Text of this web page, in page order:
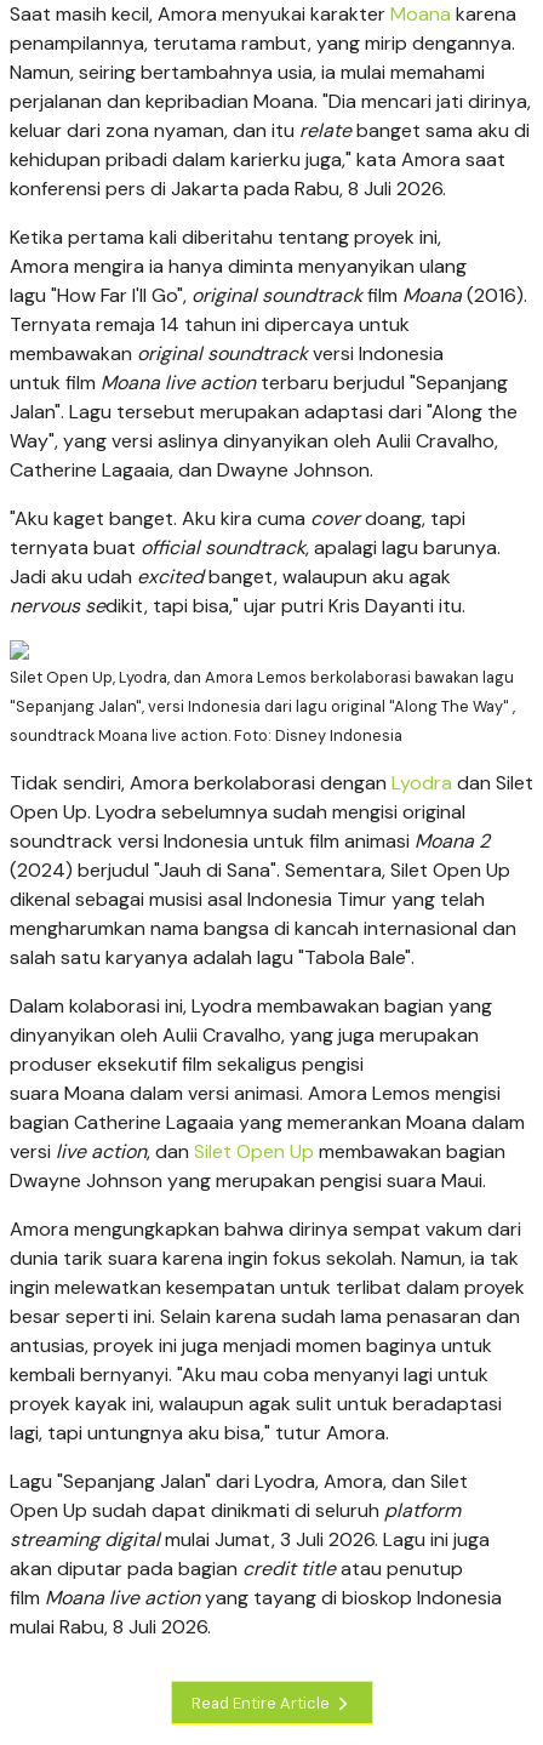
Saat masih kecil, Amora menyukai karakterMoana karena
penampilannya, terutama rambut, yang mirip dengannya.
Namun, seiring bertambahnya usia, ia mulai memahami
perjalanan dan kepribadian Moana. "Dia mencari jati dirinya,
keluar dari zona nyaman, dan itu relatebanget sama aku di
kehidupan pribadi dalam karierku juga," kata Amora saat
konferensi pers di Jakarta pada Rabu, 8 Juli 2026.
Ketika pertama kali diberitahu tentang proyek ini,
Amora mengira ia hanya diminta menyanyikan ulang
lagu "How Far I'll Go", original soundtrackfilm Moana(2016).
Ternyata remaja 14 tahun ini dipercaya untuk
membawakan original soundtrackversi Indonesia
untuk film Moana live actionterbaru berjudul "Sepanjang
Jalan". Lagu tersebut merupakan adaptasi dari "Along the
Way", yang versi aslinya dinyanyikan oleh Aulii Cravalho,
Catherine Lagaaia, dan Dwayne Johnson.
"Aku kaget banget. Aku kira cuma coverdoang, tapi
ternyata buat officialsoundtrack, apalagi lagu barunya.
Jadi aku udah excitedbanget, walaupun aku agak
nervous sedikit, tapi bisa," ujar putri Kris Dayanti itu.
Silet Open Up, Lyodra, dan Amora Lemos berkolaborasi bawakan lagu
"Sepanjang Jalan", versi Indonesia dari lagu original "Along The Way" ,
soundtrack Moana live action. Foto: Disney Indonesia
Tidak sendiri, Amora berkolaborasi dengan Lyodra dan Silet
Open Up. Lyodra sebelumnya sudah mengisi original
soundtrack versi Indonesia untuk film animasi Moana 2
(2024) berjudul "Jauh di Sana". Sementara, Silet Open Up
dikenal sebagai musisi asal Indonesia Timur yang telah
mengharumkan nama bangsa di kancah internasional dan
salah satu karyanya adalah lagu "Tabola Bale".
Dalam kolaborasi ini, Lyodra membawakan bagian yang
dinyanyikan oleh Aulii Cravalho, yang juga merupakan
produser eksekutif film sekaligus pengisi
suara Moana dalam versi animasi. Amora Lemos mengisi
bagian Catherine Lagaaia yang memerankan Moana dalam
versi live action, dan Silet Open Up membawakan bagian
Dwayne Johnson yang merupakan pengisi suara Maui.
Amora mengungkapkan bahwa dirinya sempat vakum dari
dunia tarik suara karena ingin fokus sekolah. Namun, ia tak
ingin melewatkan kesempatan untuk terlibat dalam proyek
besar seperti ini. Selain karena sudah lama penasaran dan
antusias, proyek ini juga menjadi momen baginya untuk
kembali bernyanyi. "Aku mau coba menyanyi lagi untuk
proyek kayak ini, walaupun agak sulit untuk beradaptasi
lagi, tapi untungnya aku bisa," tutur Amora.
Lagu "Sepanjang Jalan" dari Lyodra, Amora, dan Silet
Open Up sudah dapat dinikmati di seluruh platform
streaming digitalmulai Jumat, 3 Juli 2026. Lagu ini juga
akan diputar pada bagian credit titleatau penutup
film Moana live actionyang tayang di bioskop Indonesia
mulai Rabu, 8 Juli 2026.
Read Entire Article